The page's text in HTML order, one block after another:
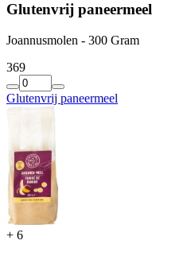
Glutenvrij paneermeel
Joannusmolen - 300 Gram
369
Glutenvrij paneermeel
+ 6